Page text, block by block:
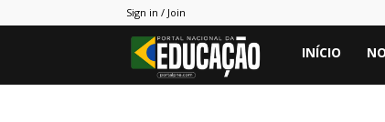
Sign in / Join
Portal
INÍCIO